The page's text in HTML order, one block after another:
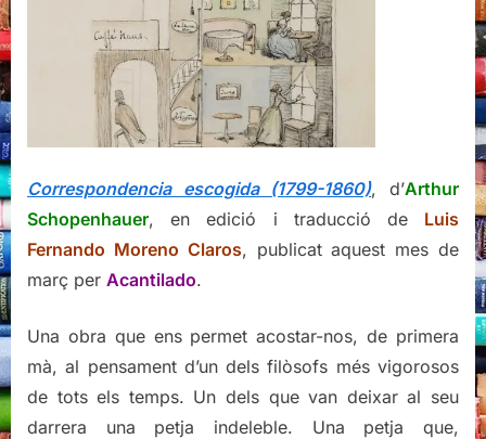
Correspondencia escogida (1799-1860), d’Arthur
Schopenhauer, en edició i traducció de Luis
Fernando Moreno Claros, publicat aquest mes de
març per Acantilado.
Una obra que ens permet acostar-nos, de primera
mà, al pensament d’un dels filòsofs més vigorosos
de tots els temps. Un dels que van deixar al seu
darrera una petja indeleble. Una petja que,